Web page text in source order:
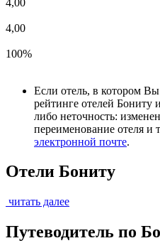
4,00
100%
Если отель, в котором
рейтинге отелей
либо неточность:
переименование отеля и
электронной почте.
Отели Бониту
читать далее
Путеводитель по